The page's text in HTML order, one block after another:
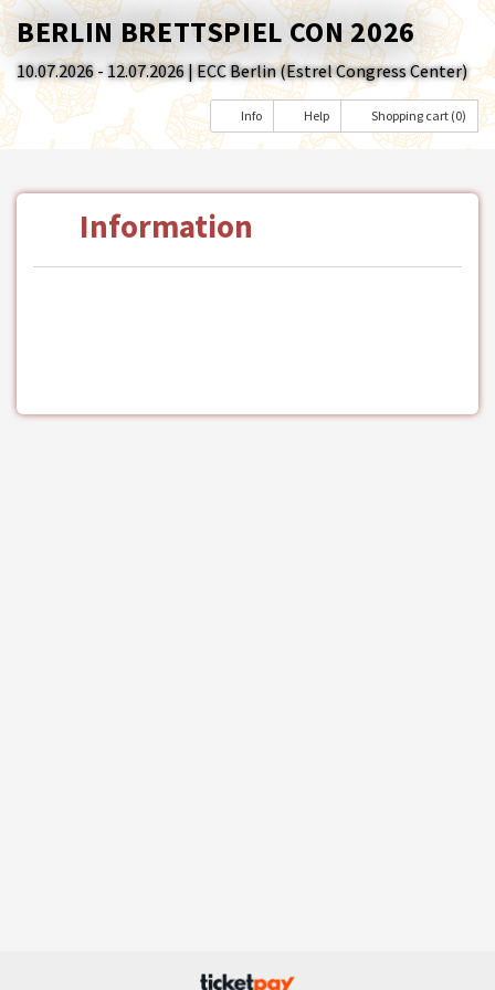
BERLIN BRETTSPIEL CON 2026
10.07.2026 - 12.07.2026 | ECC Berlin (Estrel Congress Center)
Info Help Shopping cart (0)
Information